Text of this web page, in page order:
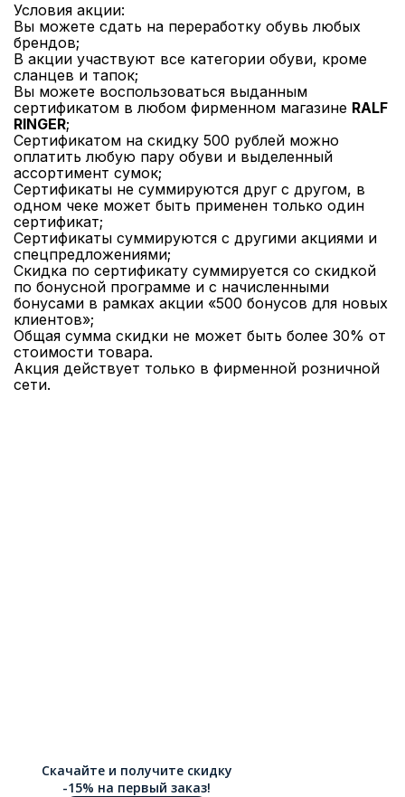
Условия акции:
Вы можете сдать на переработку обувь любых
брендов;
В акции участвуют все категории обуви, кроме
сланцев и тапок;
Вы можете воспользоваться выданным
сертификатом в любом фирменном магазине RALF
RINGER;
Сертификатом на скидку 500 рублей можно
оплатить любую пару обуви и выделенный
ассортимент сумок;
Сертификаты не суммируются друг с другом, в
одном чеке может быть применен только один
сертификат;
Сертификаты суммируются с другими акциями и
спецпредложениями;
Скидка по сертификату суммируется со скидкой
по бонусной программе и с начисленными
бонусами в рамках акции «500 бонусов для новых
клиентов»;
Общая сумма скидки не может быть более 30% от
стоимости товара.
Акция действует только в фирменной розничной
сети.
Скачайте и получите скидку
-15% на первый заказ!